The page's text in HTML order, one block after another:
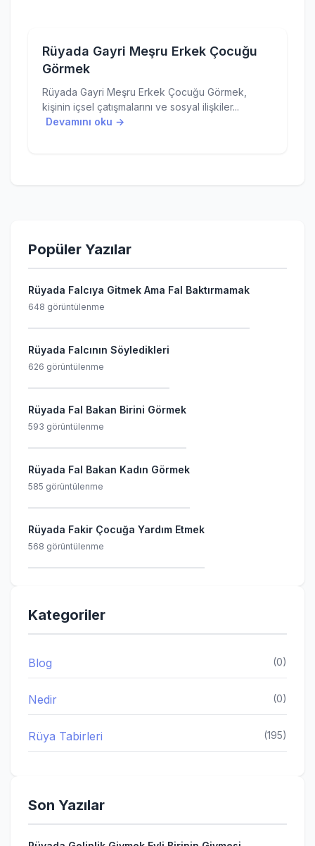
Rüyada Gayri Meşru Erkek Çocuğu
Görmek
Rüyada Gayri Meşru Erkek Çocuğu Görmek,
kişinin içsel çatışmalarını ve sosyal ilişkiler...
Devamını oku →
Popüler Yazılar
Rüyada Falcıya Gitmek Ama Fal Baktırmamak
648 görüntülenme
Rüyada Falcının Söyledikleri
626 görüntülenme
Rüyada Fal Bakan Birini Görmek
593 görüntülenme
Rüyada Fal Bakan Kadın Görmek
585 görüntülenme
Rüyada Fakir Çocuğa Yardım Etmek
568 görüntülenme
Kategoriler
Blog (0)
Nedir (0)
Rüya Tabirleri (195)
Son Yazılar